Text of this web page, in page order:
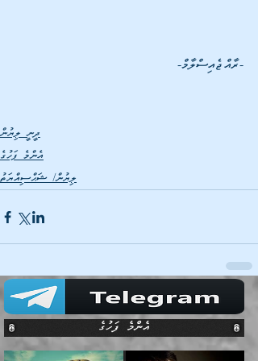
-ރާއްޖެއިސްލާމް-
ދީނީ ލިޔުން
އެންމެ ފަހުގެ
ލިޔުން/ ޝަޙްސިއްޔަތު
އެންމެ ފަހުގެ